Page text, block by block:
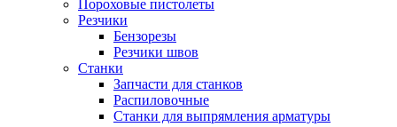
Пороховые пистолеты
Резчики
Бензорезы
Резчики швов
Станки
Запчасти для станков
Распиловочные
Станки для выпрямления арматуры